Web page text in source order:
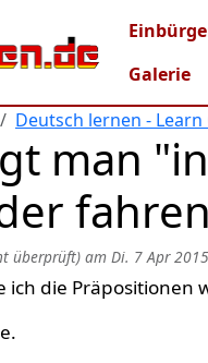
Galerie
Deutsch lernen - Learn
man
überprüft) am Di. 7 Apr
ich die Präpositionen